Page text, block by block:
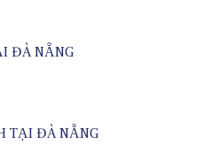
ĐÀ NẴNG
TẠI ĐÀ NẴNG